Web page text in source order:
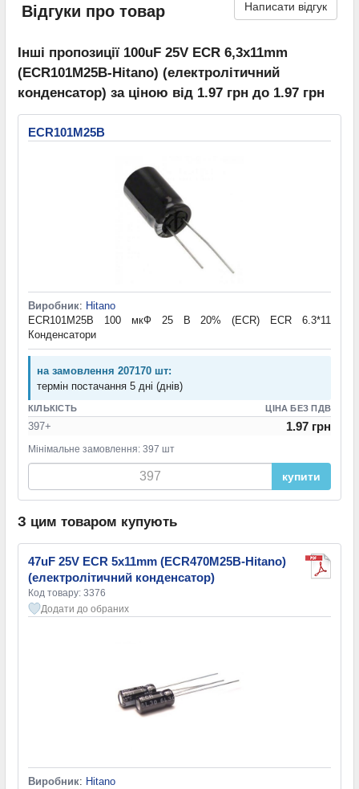
Відгуки про товар Написати відгук
Інші пропозиції 100uF 25V ECR 6,3x11mm
(ECR101M25B-Hitano) (електролітичний
конденсатор) за ціною від 1.97 грн до 1.97 грн
ECR101M25B
Виробник: Hitano
ECR101M25B 100 мкФ 25 В 20% (ECR) ECR 6.3*11
Конденсатори
на замовлення 207170 шт:
термін постачання 5 дні (днів)
КІЛЬКІСТЬ ЦІНА БЕЗ ПДВ
397+ 1.97 грн
Мінімальне замовлення: 397 шт
купити
З цим товаром купують
47uF 25V ECR 5x11mm (ECR470M25B-Hitano)
(електролітичний конденсатор)
Код товару: 3376
Додати до обраних
Виробник: Hitano